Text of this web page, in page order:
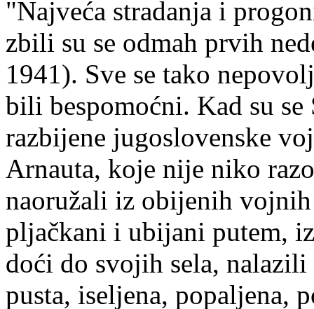
"Najveća stradanja i
zbili su se odmah prvih
1941). Sve se tako
bili bespomoćni. Kad su
razbijene jugoslovenske
Arnauta, koje nije niko
naoružali iz obijenih
pljačkani i ubijani putem,
doći do svojih sela,
pusta, iseljena, popaljena,